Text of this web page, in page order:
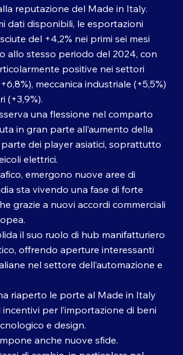
reputazione del Made in Italy.
dati disponibili, le esportazioni
del +4,2% nei primi sei mesi
allo stesso periodo del 2024, con
positive nei settori
meccanica industriale (+5,5%)
(+3,9%).
una flessione nel comparto
in gran parte all’aumento della
dei player asiatici, soprattutto
elettrici.
emergono nuove aree di
sta vivendo una fase di forte
grazie a nuovi accordi commerciali
il suo ruolo di hub manifatturiero
offrendo aperture interessanti
nel settore dell’automazione e
riaperto le porte al Made in Italy
per l’importazione di beni
e design.
anche nuove sfide.